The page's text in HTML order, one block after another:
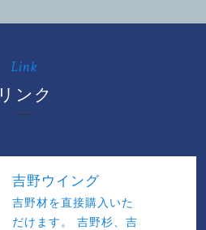
Link
リンク
吉野ウイング
吉野材を直接購入いた
だけます。 吉野杉、吉